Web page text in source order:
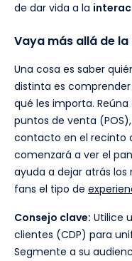
de dar vida a la
Vaya más allá de
Una cosa es saber
distinta es
qué les importa.
puntos de venta
contacto en el recinto
comenzará a ver el
ayuda a dejar atrás
fans el tipo de
Consejo clave: Utilice
clientes (CDP) para
Segmente a su